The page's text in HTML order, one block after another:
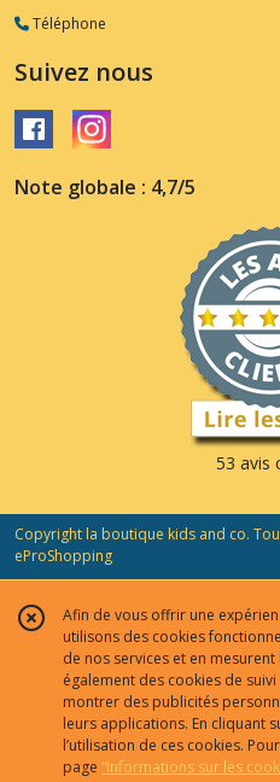
Téléphone
Suivez nous
Note globale : 4,7/5
53 avis
Copyright la boutique kids and co.
eProShopping
Afin de vous offrir une
utilisons des cookies
de nos services et en
également des cookies de
montrer des publicités
leurs applications. En cliquant
l’utilisation de ces cookies.
page “Informations sur les